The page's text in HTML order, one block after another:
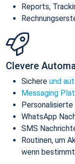
Reports,
Clevere
Sichere und
Messaging
WhatsApp
SMS
Routinen, um
wenn